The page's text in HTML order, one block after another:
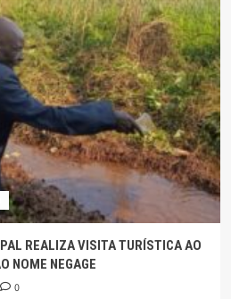
REALIZA VISITA TURÍSTICA AO
NOME NEGAGE
0